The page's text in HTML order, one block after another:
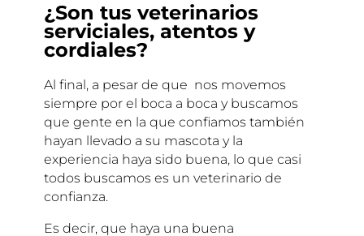
¿Son tus veterinarios
serviciales, atentos y
cordiales?
Al final, a pesar de que nos movemos
siempre por el boca a boca y buscamos
que gente en la que confiamos también
hayan llevado a su mascota y la
experiencia haya sido buena, lo que casi
todos buscamos es un veterinario de
confianza.
Es decir, que haya una buena